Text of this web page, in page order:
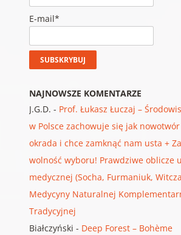
E-mail*
NAJNOWSZE KOMENTARZE
J.G.D. - Prof. Łukasz Łuczaj –
w Polsce zachowuje się jak
okrada i chce zamknąć nam usta +
wolność wyboru! Prawdziwe oblicze
medycznej (Socha, Furmaniuk,
Medycyny Naturalnej
Tradycyjnej
Białczyński - Deep Forest – Bohème